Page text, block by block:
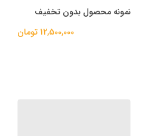
نمونه محصول بدون تخفیف
12,500,000 تومان